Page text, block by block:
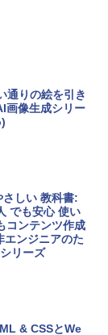
ディスプ
ンチ パソコ
M5チップ搭載
Retinaディ
ード、Touch I
ックス | オン
Business 202
コード版|Wind
Robux 【限
む】 【オンラ
ックス | オン
Robux 【限
通りの絵を引き
画像生成シリー
しい 教科書:
でも安心 使い
コンテンツ作成
ンジニアのた
リーズ
& CSSとWe